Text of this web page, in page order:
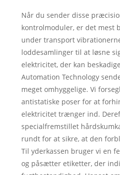
Når du sender disse
kontrolmoduler, er det mest
under transport
loddesamlinger til at løsne
elektricitet, der kan
Automation Technology
meget omhyggelige. Vi
antistatiske poser for at
elektricitet trænger ind.
specialfremstillet
rundt for at sikre, at den
Til yderkassen bruger vi en
og påsætter etiketter, der